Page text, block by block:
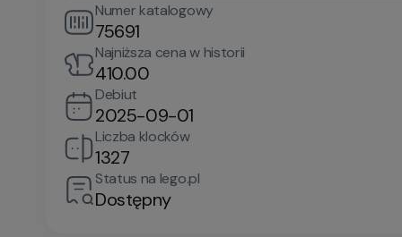
Numer katalogowy
75691
Najniższa cena w historii
410.00
Debiut
2025-09-01
Liczba klocków
1327
Status na lego.pl
Dostępny